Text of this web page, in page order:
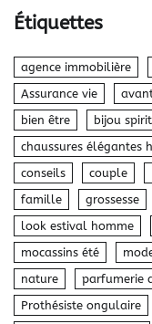
Étiquettes
agence immobilière
Assurance vie
bien être
bijou
chaussures élégantes
conseils
couple
famille
grossesse
look estival homme
mocassins été
nature
parfumerie
Prothésiste ongulaire